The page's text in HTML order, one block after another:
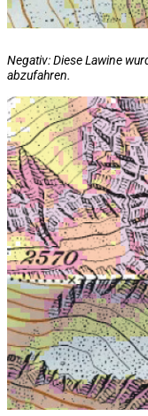
Negativ: Diese Lawine
abzufahren.